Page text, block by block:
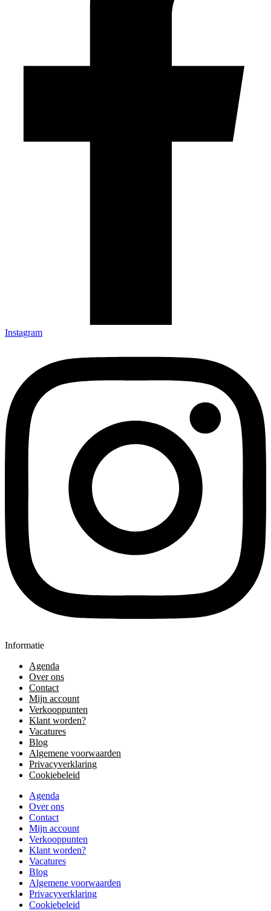
Instagram
Informatie
Agenda
Over ons
Contact
Mijn account
Verkooppunten
Klant worden?
Vacatures
Blog
Algemene voorwaarden
Privacyverklaring
Cookiebeleid
Agenda
Over ons
Contact
Mijn account
Verkooppunten
Klant worden?
Vacatures
Blog
Algemene voorwaarden
Privacyverklaring
Cookiebeleid